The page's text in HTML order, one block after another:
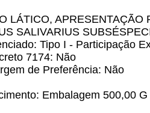
LÁTICO, APRESENTAÇÃO
SALIVARIUS
Tipo I - Participação
7174: Não
de Preferência: Não
Embalagem 500,00 G